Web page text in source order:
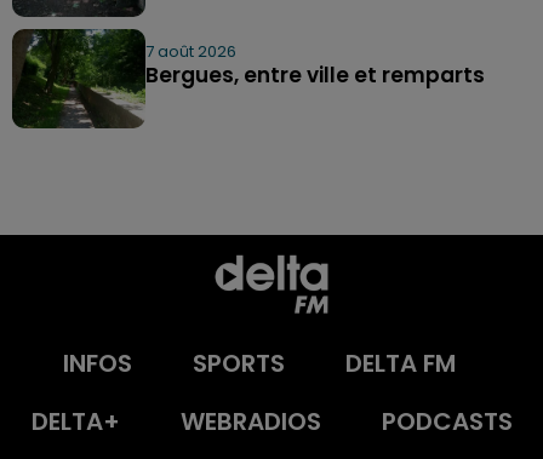
7 août 2026
Bergues, entre ville et remparts
INFOS SPORTS
DELTA FM
DELTA+
WEBRADIOS PODCASTS